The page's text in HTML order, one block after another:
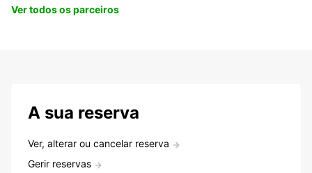
Ver todos os parceiros
A sua reserva
Ver, alterar ou cancelar reserva
Gerir reservas